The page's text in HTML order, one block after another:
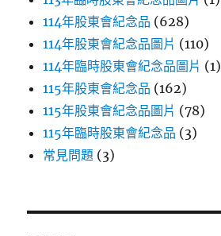
114年股東會紀念品 (628)
114年股東會紀念品圖片 (110)
114年臨時股東會紀念品圖片 (1)
115年股東會紀念品 (162)
115年股東會紀念品圖片 (78)
115年臨時股東會紀念品 (3)
常見問題 (3)